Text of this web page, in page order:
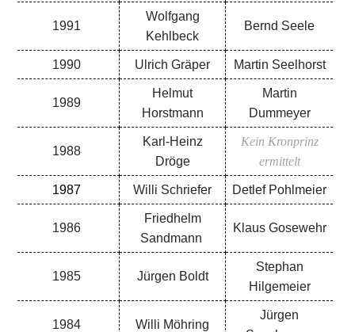
1991
Wolfgang
Kehlbeck
Bernd Seele
1990 Ulrich Gräper Martin Seelhorst
1989
Helmut
Horstmann
Martin
Dummeyer
1988
Karl-Heinz
Dröge
Kein Kronprinz
ermittelt
1987 Willi Schriefer Detlef Pohlmeier
1986
Friedhelm
Sandmann
Klaus Gosewehr
1985 Jürgen Boldt
Stephan
Hilgemeier
1984 Willi Möhring
Jürgen